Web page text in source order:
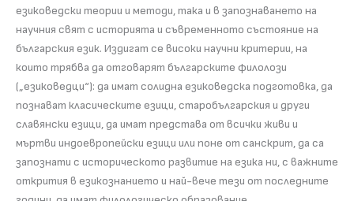
езиковедски теории и методи, така и в запознаването на
научния свят с историята и съвременното състояние на
българския език. Издигат се високи научни критерии, на
които трябва да отговарят българските филолози
(„езиковедци“): да имат солидна езиковедска подготовка, да
познават класическите езици, старобългарския и други
славянски езици, да имат представа от всички живи и
мъртви индоевропейски езици или поне от санскрит, да са
запознати с историческото развитие на езика ни, с важните
открития в езикознанието и най-вече тези от последните